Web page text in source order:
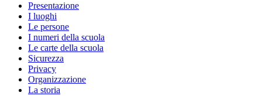
Presentazione
I luoghi
Le persone
I numeri della scuola
Le carte della scuola
Sicurezza
Privacy
Organizzazione
La storia